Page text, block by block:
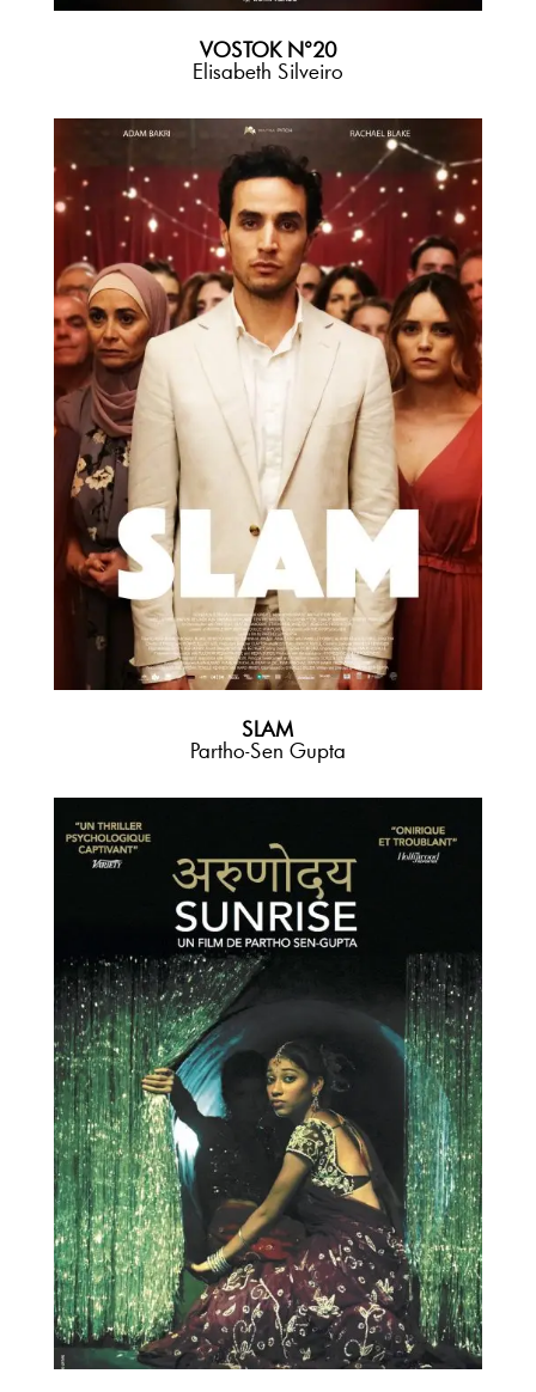
VOSTOK N°20
Elisabeth Silveiro
SLAM
Partho-Sen Gupta